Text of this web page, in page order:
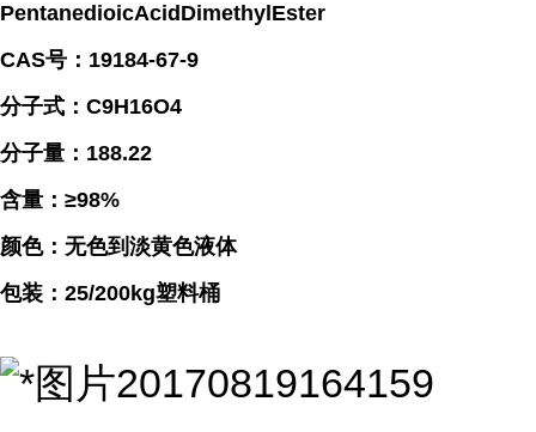
PentanedioicAcidDimethylEster
CAS号：19184-67-9
分子式：C9H16O4
分子量：188.22
含量：≥98%
颜色：无色到淡黄色液体
包装：25/200kg塑料桶